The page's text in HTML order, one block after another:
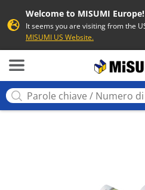
Welcome to MISUMI Europe!
It seems you are visiting from the
MISUMI US Website.